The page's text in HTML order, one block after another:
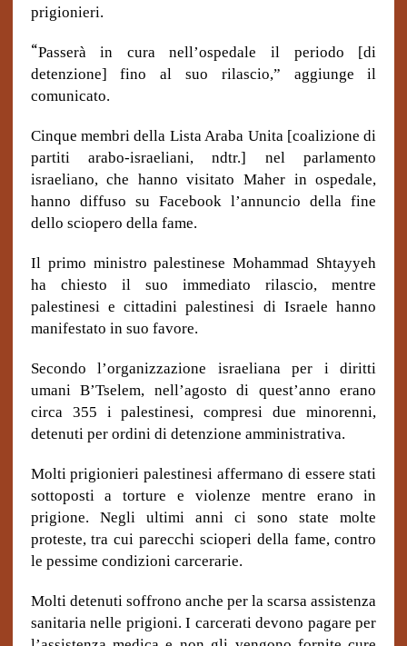
prigionieri.
“Passerà in cura nell’ospedale il periodo [di
detenzione] fino al suo rilascio,” aggiunge il
comunicato.
Cinque membri della Lista Araba Unita [coalizione di
partiti arabo-israeliani, ndtr.] nel parlamento
israeliano, che hanno visitato Maher in ospedale,
hanno diffuso su Facebook l’annuncio della fine
dello sciopero della fame.
Il primo ministro palestinese Mohammad Shtayyeh
ha chiesto il suo immediato rilascio, mentre
palestinesi e cittadini palestinesi di Israele hanno
manifestato in suo favore.
Secondo l’organizzazione israeliana per i diritti
umani B’Tselem, nell’agosto di quest’anno erano
circa 355 i palestinesi, compresi due minorenni,
detenuti per ordini di detenzione amministrativa.
Molti prigionieri palestinesi affermano di essere stati
sottoposti a torture e violenze mentre erano in
prigione. Negli ultimi anni ci sono state molte
proteste, tra cui parecchi scioperi della fame, contro
le pessime condizioni carcerarie.
Molti detenuti soffrono anche per la scarsa assistenza
sanitaria nelle prigioni. I carcerati devono pagare per